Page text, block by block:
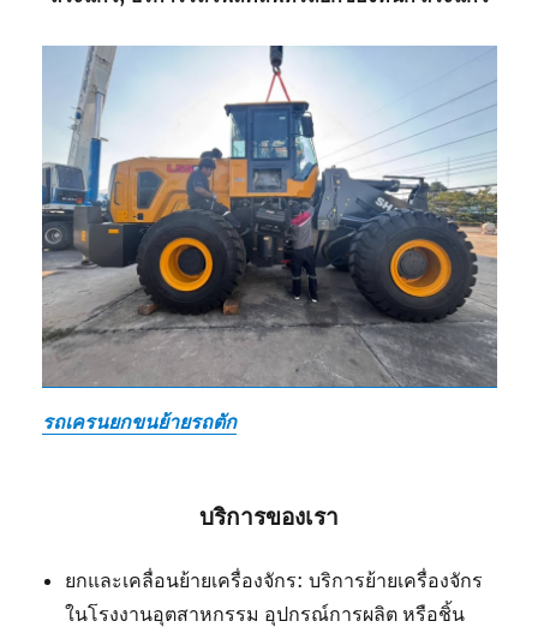
รถเครนยกขนย้ายรถตัก
บริการของเรา
ยกและเคลื่อนย้ายเครื่องจักร: บริการย้ายเครื่องจักร
ในโรงงานอุตสาหกรรม อุปกรณ์การผลิต หรือชิ้น